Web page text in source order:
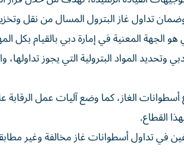
تداول غاز البترول المسال من نقل
الجهة المعنية في إمارة دبي بالقيام بكل
المواد البترولية التي يجوز تداولها،
الغاز، كما وضع آليات عمل الرقابة
القطاع.
في تداول أسطوانات غاز مخالفة وغير